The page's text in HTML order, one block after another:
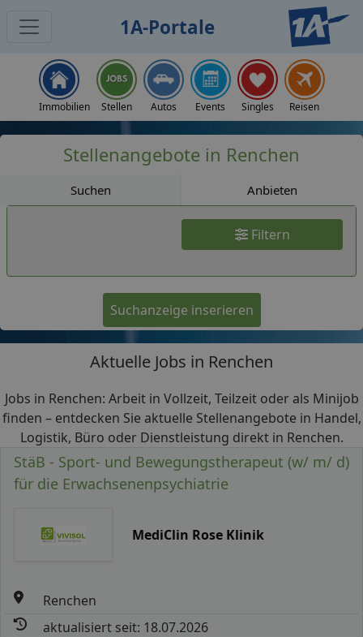
1A-Portale
Immobilien Stellen Autos Events Singles Reisen
Stellenangebote in Renchen
Suchen Anbieten
Filtern
Suchanzeige inserieren
Aktuelle Jobs in Renchen
Jobs in Renchen: Arbeit in Vollzeit, Teilzeit oder als Minijob
finden – entdecken Sie aktuelle Stellenangebote in Handel,
Logistik, Büro oder Dienstleistung direkt in Renchen.
StäB - Sport- und Bewegungstherapeut (w/ m/ d)
für die Erwachsenenpsychiatrie
MediClin Rose Klinik
Renchen
aktualisiert seit: 18.07.2026